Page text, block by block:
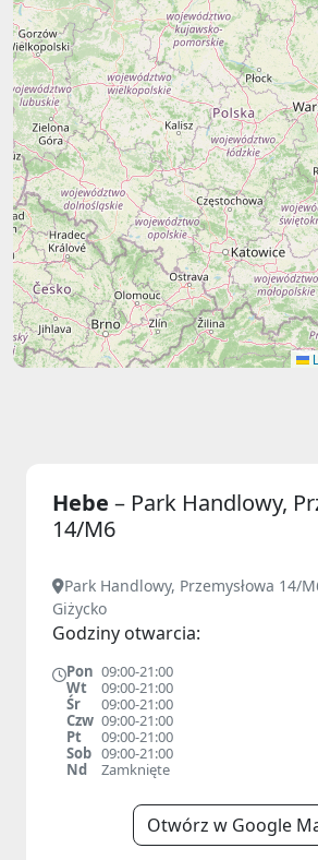
Hebe – Park Handlowy,
14/M6
Park Handlowy, Przemysłowa 14/
Giżycko
Godziny otwarcia:
Pon 09:00-21:00
Wt
09:00-21:00
Śr
09:00-21:00
Czw 09:00-21:00
Pt
09:00-21:00
Sob 09:00-21:00
Nd
Zamknięte
Otwórz w Google